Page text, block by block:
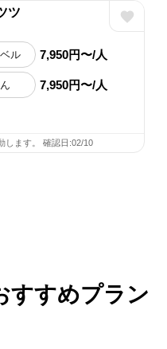
ツ
ル 7,950円〜/人
7,950円〜/人
します。 確認日:02/10
すすめプラン